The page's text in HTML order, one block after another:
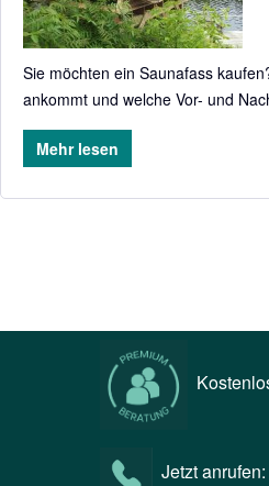
Sie möchten ein Saunafass
ankommt und welche Vor- und
Mehr lesen
Jetzt anrufen: